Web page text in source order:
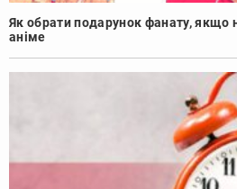
Як обрати подарунок фанату, якщо
аніме